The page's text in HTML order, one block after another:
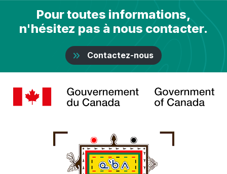
Pour toutes informations,
n'hésitez pas à nous contacter.
Contactez-nous